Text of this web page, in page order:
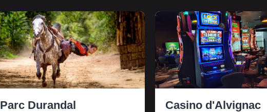
Parc Durandal Casino d'Alvignac